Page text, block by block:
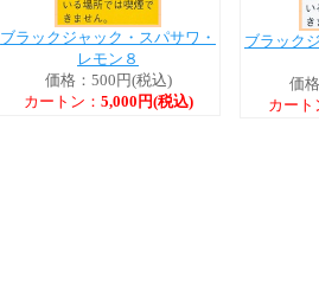
ブラックジャック・スパサワ・
レモン８
価格：500円(税込)
カートン： 5,000円(税込)
ブラック
価
カート